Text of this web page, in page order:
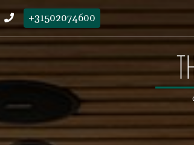
+31502074600